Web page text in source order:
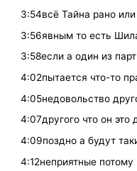
3:54всё Тайна рано
3:56явным то есть
3:58если а один из
4:02пытается что-то
4:05недовольство
4:07другого что он это
4:09поздно а будут
4:12неприятные потому